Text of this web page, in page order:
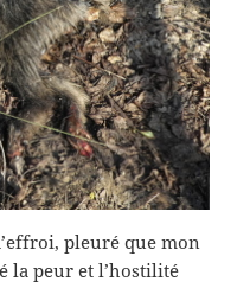
pleuré que mon
la peur et l’hostilité